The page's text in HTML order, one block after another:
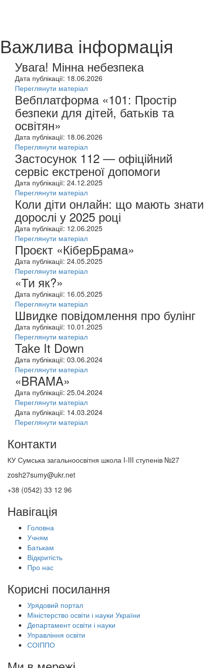
Важлива інформація
Увага! Мінна небезпека
Дата публікації: 18.06.2026
Переглянути матеріал
Вебплатформа «101: Простір
безпеки для дітей, батьків та
освітян»
Дата публікації: 18.06.2026
Переглянути матеріал
Застосунок 112 — офіційний
сервіс екстреної допомоги
Дата публікації: 24.12.2025
Переглянути матеріал
Коли діти онлайн: що мають знати
дорослі у 2025 році
Дата публікації: 12.06.2025
Переглянути матеріал
Проєкт «КіберБрама»
Дата публікації: 24.05.2025
Переглянути матеріал
«Ти як?»
Дата публікації: 16.05.2025
Переглянути матеріал
Швидке повідомлення про булінг
Дата публікації: 10.01.2025
Переглянути матеріал
Take It Down
Дата публікації: 03.06.2024
Переглянути матеріал
«BRAMA»
Дата публікації: 25.04.2024
Переглянути матеріал
Дата публікації: 14.03.2024
Переглянути матеріал
Контакти
КУ Сумська загальноосвітня школа I-III ступенів №27
zosh27sumy@ukr.net
+38 (0542) 33 12 96
Навігація
Головна
Учням
Батькам
Відкритість
Про нас
Корисні посилання
Урядовий портал
Міністерство освіти і науки України
Департамент освіти і науки
Управління освіти
СОІППО